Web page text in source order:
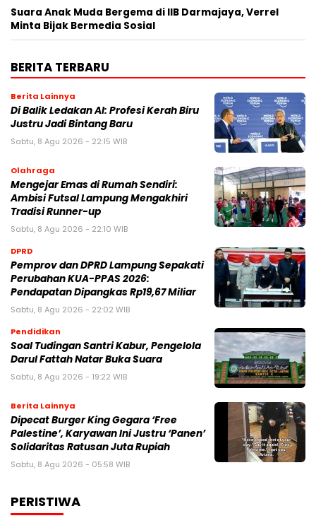
Suara Anak Muda Bergema di IIB Darmajaya, Verrel
Minta Bijak Bermedia Sosial
BERITA TERBARU
Berita Lainnya
Di Balik Ledakan AI: Profesi Kerah Biru
Justru Jadi Bintang Baru
Sabtu, 8 Agu 2026 - 22:15 WIB
Olahraga
Mengejar Emas di Rumah Sendiri:
Ambisi Futsal Lampung Mengakhiri
Tradisi Runner-up
Sabtu, 8 Agu 2026 - 22:10 WIB
DPRD
Pemprov dan DPRD Lampung Sepakati
Perubahan KUA-PPAS 2026:
Pendapatan Dipangkas Rp19,67 Miliar
Sabtu, 8 Agu 2026 - 22:02 WIB
Pendidikan
Soal Tudingan Santri Kabur, Pengelola
Darul Fattah Natar Buka Suara
Sabtu, 8 Agu 2026 - 19:22 WIB
Berita Lainnya
Dipecat Burger King Gegara ‘Free
Palestine’, Karyawan Ini Justru ‘Panen’
Solidaritas Ratusan Juta Rupiah
Sabtu, 8 Agu 2026 - 05:58 WIB
PERISTIWA